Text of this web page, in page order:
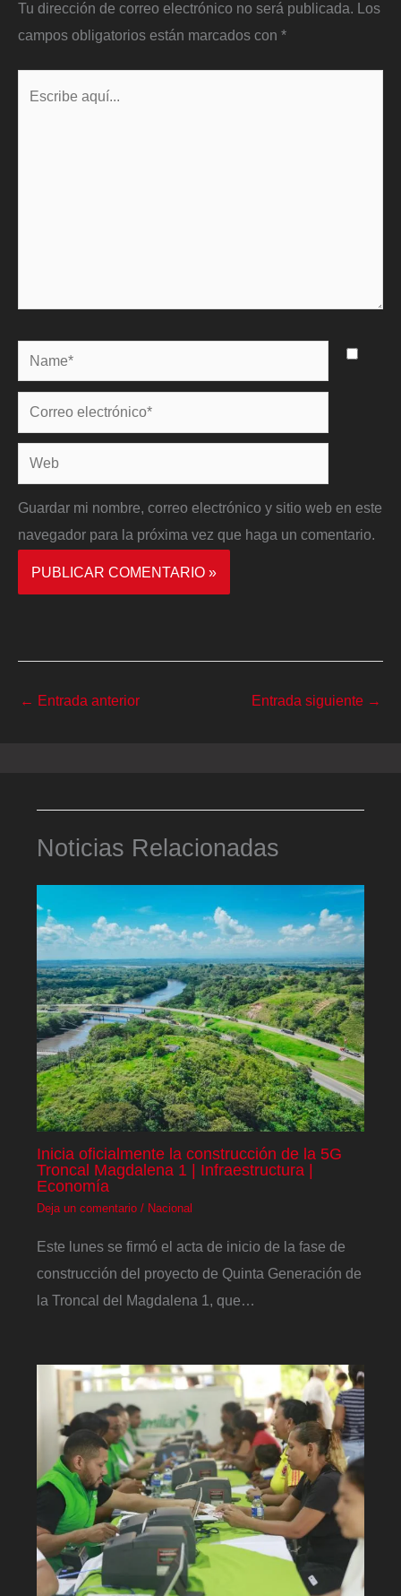
Tu dirección de correo electrónico no será publicada. Los
campos obligatorios están marcados con *
Name*
Correo
electrónico*
Web
Guardar mi nombre, correo electrónico y sitio web en este
navegador para la próxima vez que haga un comentario.
← Entrada anterior Entrada siguiente →
Noticias Relacionadas
Inicia oficialmente la construcción de la 5G
Troncal Magdalena 1 | Infraestructura |
Economía
Deja un comentario / Nacional
Este lunes se firmó el acta de inicio de la fase de
construcción del proyecto de Quinta Generación de
la Troncal del Magdalena 1, que…